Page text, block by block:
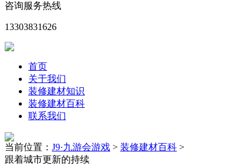
咨询服务热线
13303831626
首页
关于我们
装修建材知识
装修建材百科
联系我们
当前位置： J9·九游会游戏 > 装修建材百科 >
跟着城市更新的持续